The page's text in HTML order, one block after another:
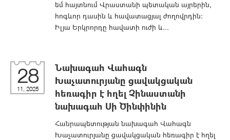
եմ հայտնում Վրաստանի պետական այրերին,
հոգևոր դասին և հավատացյալ ժողովրդին։
Իլյա Երկրորդը հավատի ուժի և...
28
11, 2025
Նախագահ Վահագն
Խաչատուրյանը ցավակցական
հեռագիր է հղել Չինաստանի
նախագահ Սի Ծինփինին
Հանրապետության նախագահ Վահագն
Խաչատուրյանը ցավակցական հեռագիր է հղել